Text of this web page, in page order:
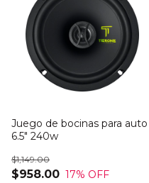
Juego de bocinas para auto
6.5" 240w
$958.00
$1,149.00
17% OFF